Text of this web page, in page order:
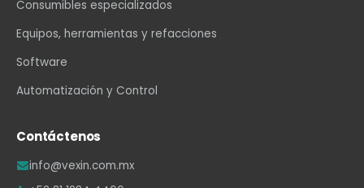
Consumibles especializados
Equipos, herramientas y refacciones
Software
Automatización y Control
Contáctenos
info@vexin.com.mx